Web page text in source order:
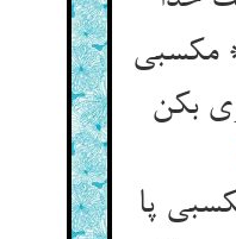
مکسبی
پا